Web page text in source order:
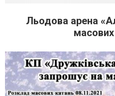
Льодова арена